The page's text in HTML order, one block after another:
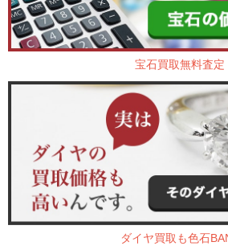
宝石買取無料査定
ダイヤ買取も色石